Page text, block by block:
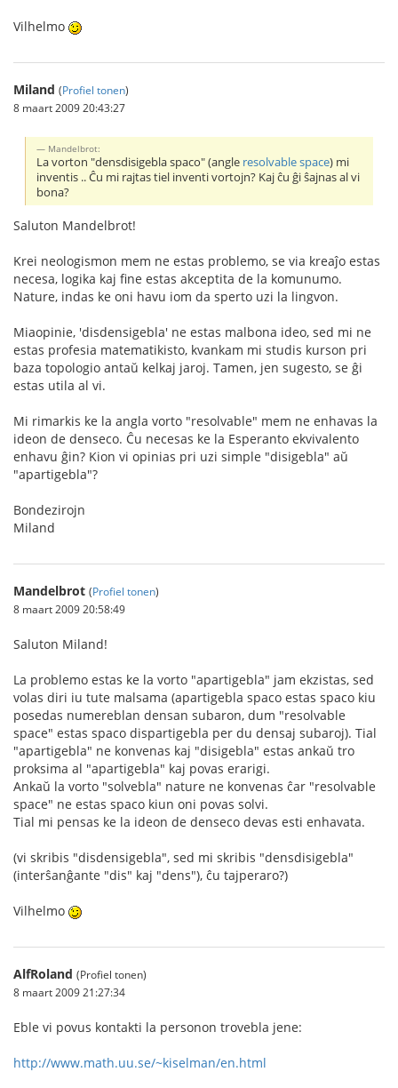
Vilhelmo
Miland (Profiel tonen)
8 maart 2009 20:43:27
Mandelbrot:
La vorton "densdisigebla spaco" (angle resolvable space) mi
inventis .. Ĉu mi rajtas tiel inventi vortojn? Kaj ĉu ĝi ŝajnas al vi
bona?
Saluton Mandelbrot!
Krei neologismon mem ne estas problemo, se via kreaĵo estas
necesa, logika kaj fine estas akceptita de la komunumo.
Nature, indas ke oni havu iom da sperto uzi la lingvon.
Miaopinie, 'disdensigebla' ne estas malbona ideo, sed mi ne
estas profesia matematikisto, kvankam mi studis kurson pri
baza topologio antaŭ kelkaj jaroj. Tamen, jen sugesto, se ĝi
estas utila al vi.
Mi rimarkis ke la angla vorto "resolvable" mem ne enhavas la
ideon de denseco. Ĉu necesas ke la Esperanto ekvivalento
enhavu ĝin? Kion vi opinias pri uzi simple "disigebla" aŭ
"apartigebla"?
Bondezirojn
Miland
Mandelbrot (Profiel tonen)
8 maart 2009 20:58:49
Saluton Miland!
La problemo estas ke la vorto "apartigebla" jam ekzistas, sed
volas diri iu tute malsama (apartigebla spaco estas spaco kiu
posedas numereblan densan subaron, dum "resolvable
space" estas spaco dispartigebla per du densaj subaroj). Tial
"apartigebla" ne konvenas kaj "disigebla" estas ankaŭ tro
proksima al "apartigebla" kaj povas erarigi.
Ankaŭ la vorto "solvebla" nature ne konvenas ĉar "resolvable
space" ne estas spaco kiun oni povas solvi.
Tial mi pensas ke la ideon de denseco devas esti enhavata.
(vi skribis "disdensigebla", sed mi skribis "densdisigebla"
(interŝanĝante "dis" kaj "dens"), ĉu tajperaro?)
Vilhelmo
AlfRoland (Profiel tonen)
8 maart 2009 21:27:34
Eble vi povus kontakti la personon trovebla jene:
http://www.math.uu.se/~kiselman/en.html